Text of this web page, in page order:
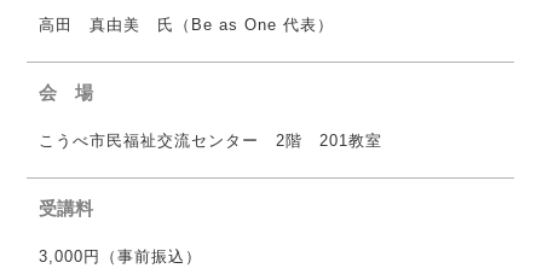
高田 真由美 氏（Be as One 代表）
会 場
こうべ市民福祉交流センター 2階 201教室
受講料
3,000円（事前振込）